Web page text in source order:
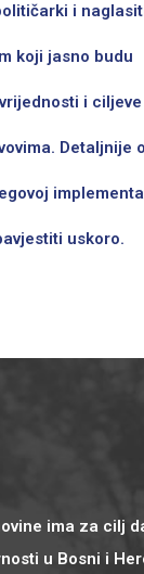
i
koji jasno budu
i
Detaljnije o
uskoro.
ima za cilj
u Bosni i